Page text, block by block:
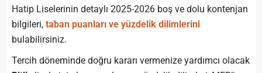
Hatip Liselerinin detaylı 2025-2026 boş ve dolu kontenjan
bilgileri, taban puanları ve yüzdelik dilimlerini
bulabilirsiniz.
Tercih döneminde doğru kararı vermenize yardımcı olacak